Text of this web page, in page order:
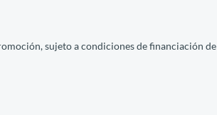
sujeto a condiciones de financiación de